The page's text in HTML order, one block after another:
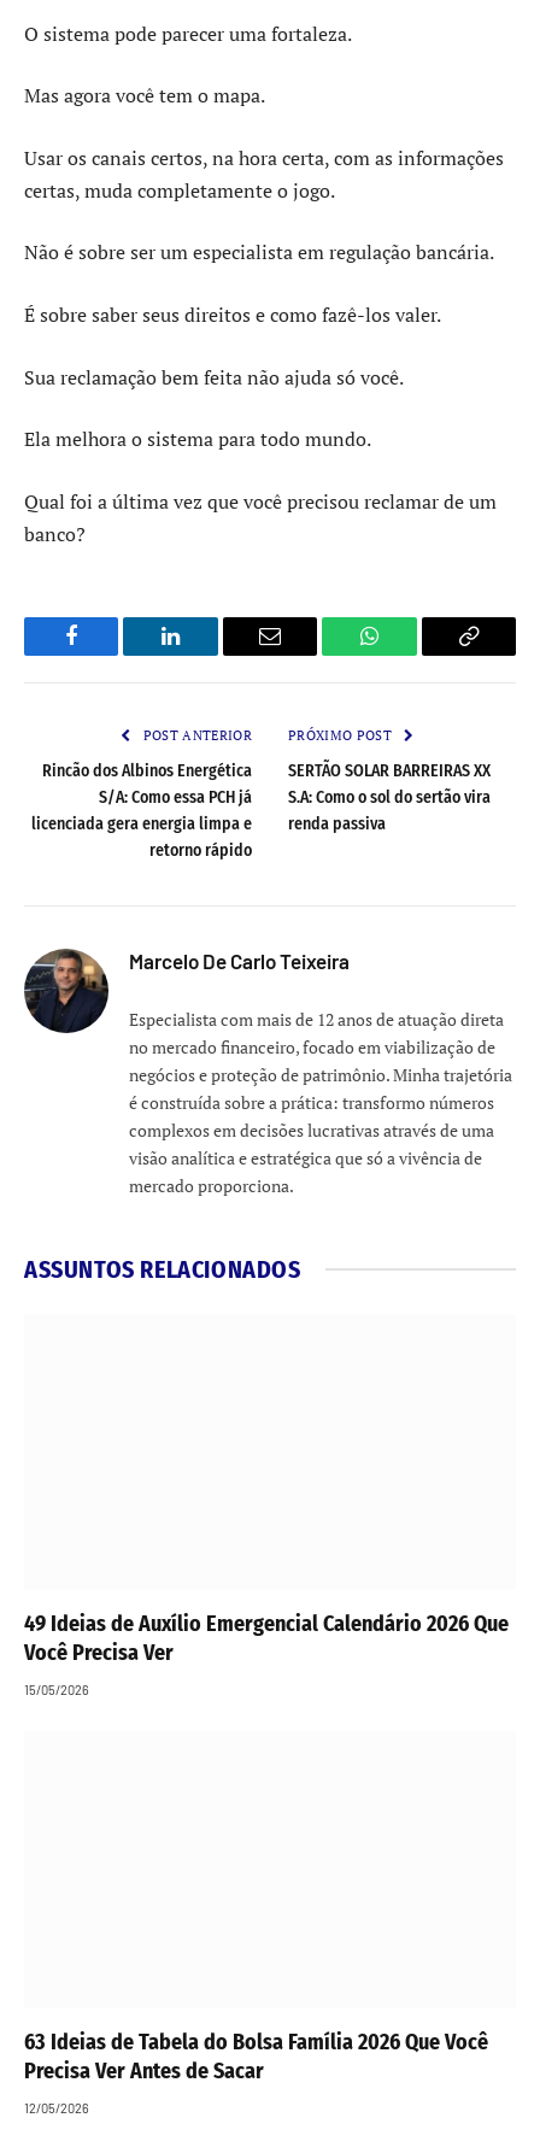
O sistema pode parecer uma fortaleza.
Mas agora você tem o mapa.
Usar os canais certos, na hora certa, com as informações
certas, muda completamente o jogo.
Não é sobre ser um especialista em regulação bancária.
É sobre saber seus direitos e como fazê-los valer.
Sua reclamação bem feita não ajuda só você.
Ela melhora o sistema para todo mundo.
Qual foi a última vez que você precisou reclamar de um
banco?
Facebook LinkedIn Email WhatsApp Copy
POST ANTERIOR
Rincão dos Albinos Energética
S/A: Como essa PCH já
licenciada gera energia limpa e
retorno rápido
PRÓXIMO POST
SERTÃO SOLAR BARREIRAS XX
S.A: Como o sol do sertão vira
renda passiva
Marcelo De Carlo Teixeira
Especialista com mais de 12 anos de atuação direta
no mercado financeiro, focado em viabilização de
negócios e proteção de patrimônio. Minha trajetória
é construída sobre a prática: transformo números
complexos em decisões lucrativas através de uma
visão analítica e estratégica que só a vivência de
mercado proporciona.
ASSUNTOS RELACIONADOS
49 Ideias de Auxílio Emergencial Calendário 2026 Que
Você Precisa Ver
15/05/2026
63 Ideias de Tabela do Bolsa Família 2026 Que Você
Precisa Ver Antes de Sacar
12/05/2026